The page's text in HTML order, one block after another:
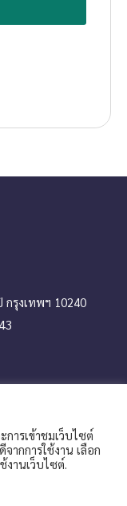
กรุงเทพฯ 10240
Center, NIDA
ารเข้าชมเว็บไซต์
กการใช้งาน เลือก
งานเว็บไซต์.